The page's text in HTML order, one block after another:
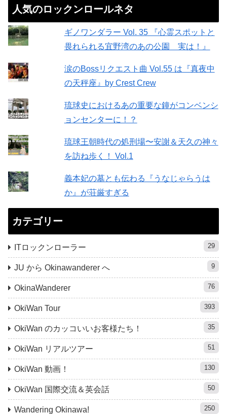
人気のロックンロールネタ
ギノワンダラー Vol. 35 『心霊スポットと
畏れられる宜野湾のあの公園 実は！』
涙のBossリクエスト曲 Vol.55 は『真夜中
の天秤座』by Crest Crew
琉球史におけるあの重要な鐘がコンベンシ
ョンセンターに！？
琉球王朝時代の処刑場〜安謝＆天久の神々
を訪ね歩く！ Vol.1
義本妃の墓とも伝わる『うなじゃらうは
か』が荘厳すぎる
カテゴリー
ITロックンローラー 29
JU から Okinawanderer へ 9
OkinaWanderer 76
OkiWan Tour 393
OkiWan のカッコいいお客様たち！ 35
OkiWan リアルツアー 51
OkiWan 動画！ 130
OkiWan 国際交流＆英会話 50
Wandering Okinawa! 250